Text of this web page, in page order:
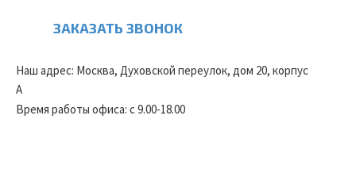
ЗАКАЗАТЬ ЗВОНОК
Наш адрес: Москва, Духовской переулок, дом 20, корпус
А
Время работы офиса: с 9.00-18.00